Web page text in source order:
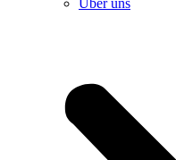
Über uns